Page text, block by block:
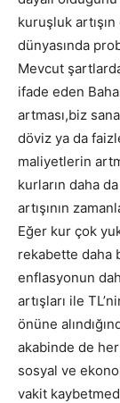
kuruşluk
dünyasında
Mevcut
ifade eden
artması,biz
döviz ya da
maliyetlerin
kurların daha
artışının
Eğer kur çok
rekabette daha
enflasyonun
artışları ile
önüne
akabinde de
sosyal ve
vakit